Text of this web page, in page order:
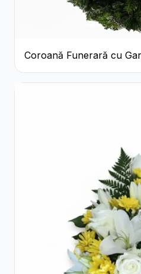
Coroană Funerară cu